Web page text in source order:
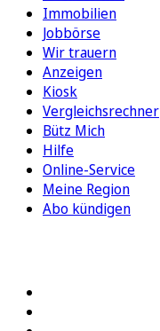
Immobilien
Jobbörse
Wir trauern
Anzeigen
Kiosk
Vergleichsrechner
Bütz Mich
Hilfe
Online-Service
Meine Region
Abo kündigen